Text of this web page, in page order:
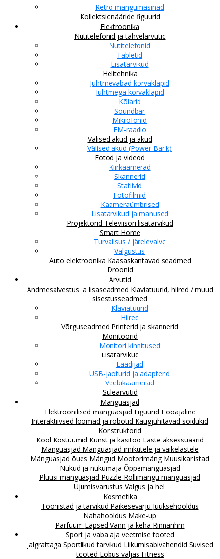
Retro mängumasinad
Kollektsionääride figuurid
Elektroonika
Nutitelefonid ja tahvelarvutid
Nutitelefonid
Tabletid
Lisatarvikud
Helitehnika
Juhtmevabad kõrvaklapid
Juhtmega kõrvaklapid
Kõlarid
Soundbar
Mikrofonid
FM-raadio
Välised akud ja akud
Välised akud (Power Bank)
Fotod ja videod
Kiirkaamerad
Skannerid
Statiivid
Fotofilmid
Kaameraümbrised
Lisatarvikud ja manused
Projektorid Televiisori lisatarvikud
Smart Home
Turvalisus / järelevalve
Valgustus
Auto elektroonika Kaasaskantavad seadmed
Droonid
Arvutid
Andmesalvestus ja lisaseadmed Klaviatuurid, hiired / muud
sisestusseadmed
Klaviatuurid
Hiired
Võrguseadmed Printerid ja skannerid
Monitoorid
Monitori kinnitused
Lisatarvikud
Laadijad
USB-jaoturid ja adapterid
Veebikaamerad
Sülearvutid
Mänguasjad
Elektroonilised mänguasjad Figuurid Hooajaline
Interaktiivsed loomad ja robotid Kaugjuhitavad sõidukid
Konstruktorid
Kool Kostüümid Kunst ja käsitöö Laste aksessuaarid
Mänguasjad Mänguasjad imikutele ja väikelastele
Mänguasjad õues Mängud Mootorimäng Muusikariistad
Nukud ja nukumaja Õppemänguasjad
Pluusi mänguasjad Puzzle Rollimängu mänguasjad
Ujumisvarustus Valgus ja heli
Kosmetika
Tööriistad ja tarvikud Päikesevarju Juuksehooldus
Nahahooldus Make-up
Parfüüm Lapsed Vann ja keha Rinnarihm
Sport ja vaba aja veetmise tooted
Jalgrattaga Sportlikud tarvikud Liikumisabivahendid Suvised
tooted Lõbus väljas Fitness